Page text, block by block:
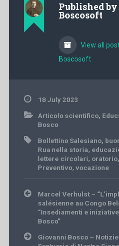
Published by
Boscosoft
View all
Boscosoft
18 July 2023
Articolo scientifico,
Bosco
Bollettino Salesiano,
Rua nella storia,
lettere circolari, oratorio,
Preventivo, vocazione
Post
navigation
Marcel Verhulst –
salésienne au Congo
“Insediamenti e
Bosco”
Giovanni Bosco –